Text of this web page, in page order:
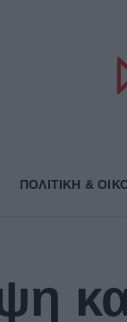
ΠΟΛΙΤΙΚΗ &